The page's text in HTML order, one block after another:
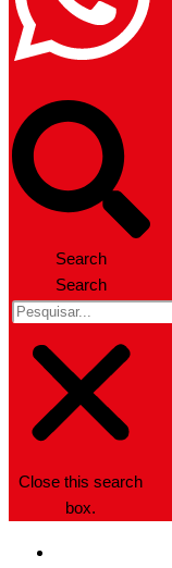
Search
Search
Close this search
box.